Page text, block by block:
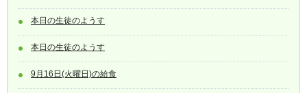
本日の生徒のようす
本日の生徒のようす
9月16日(火曜日)の給食